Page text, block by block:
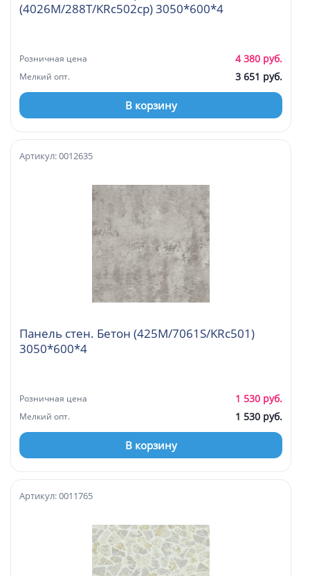
(4026М/288Т/KRc502cp) 3050*600*4
Розничная цена 4 380 руб.
Мелкий опт. 3 651 руб.
В корзину
Панель стен. Бетон (425М/7061S/KRc501)
3050*600*4
Артикул: 0012635
Розничная цена 1 530 руб.
Мелкий опт. 1 530 руб.
В корзину
Артикул: 0011765